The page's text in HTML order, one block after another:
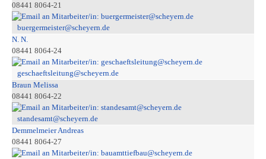
08441 8064-21
buergermeister@scheyern.de
N. N.
08441 8064-24
geschaeftsleitung@scheyern.de
Braun Melissa
08441 8064-22
standesamt@scheyern.de
Demmelmeier Andreas
08441 8064-27